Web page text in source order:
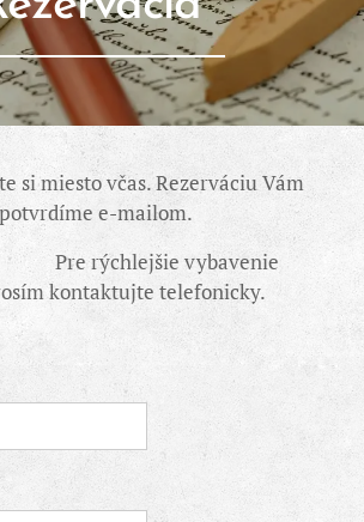
si miesto včas. Rezerváciu Vám
potvrdíme e-mailom.
Pre rýchlejšie vybavenie
kontaktujte telefonicky.